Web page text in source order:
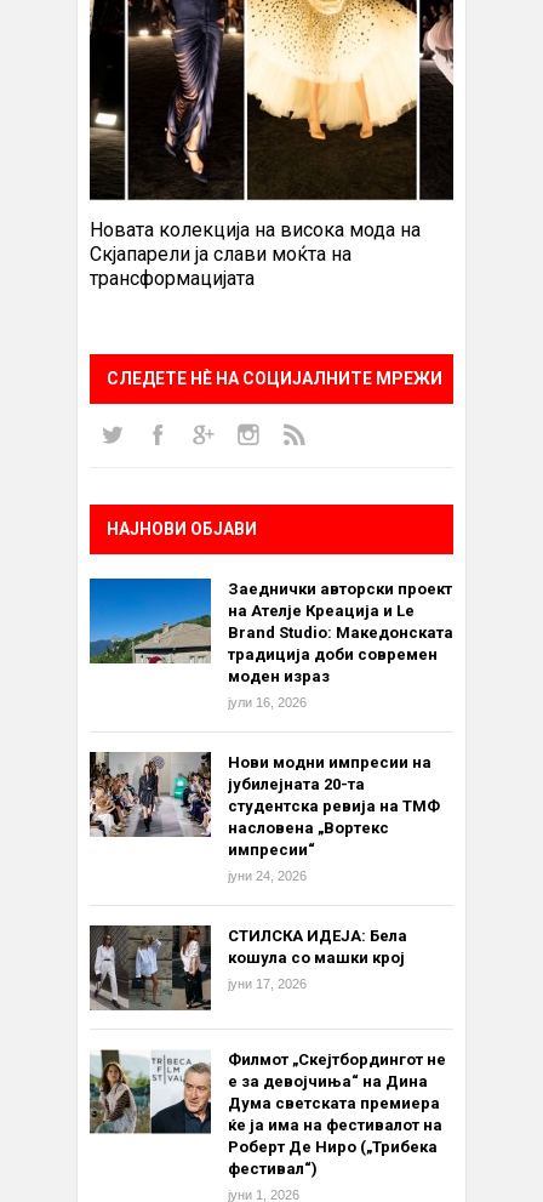
Новата колекција на висока мода на
Скјапарели ја слави моќта на
трансформацијата
СЛЕДЕТЕ НÈ НА СОЦИЈАЛНИТЕ МРЕЖИ
НАЈНОВИ ОБЈАВИ
Заеднички авторски проект
на Ателје Креација и Le
Brand Studio: Македонската
традиција доби современ
моден израз
јули 16, 2026
Нови модни импресии на
јубилејната 20-та
студентска ревија на ТМФ
насловена „Вортекс
импресии“
јуни 24, 2026
СТИЛСКА ИДЕЈА: Бела
кошула со машки крој
јуни 17, 2026
Филмот „Скејтбордингот не
е за девојчиња“ на Дина
Дума светската премиера
ќе ја има на фестивалот на
Роберт Де Ниро („Трибека
фестивал“)
јуни 1, 2026